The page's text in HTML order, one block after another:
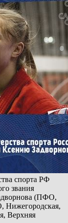
спорта РФ
звания
(ПФО,
Нижегородская,
Верхняя